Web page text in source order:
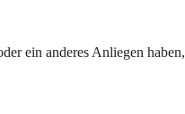
ein anderes Anliegen